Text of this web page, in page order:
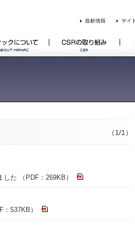
（1/1）
した （PDF：269KB）
537KB）